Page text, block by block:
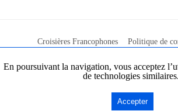
Croisières Francophones Politique de
Comment bien choisir sa croisière ?
En poursuivant la navigation, vous acceptez
de technologies similaires.
Accepter